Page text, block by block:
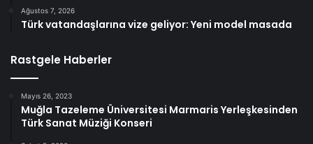
Ağustos 7, 2026
Türk vatandaşlarına vize geliyor: Yeni model masada
Rastgele Haberler
Mayıs 26, 2023
Muğla Tazeleme Üniversitesi Marmaris Yerleşkesinden
Türk Sanat Müziği Konseri